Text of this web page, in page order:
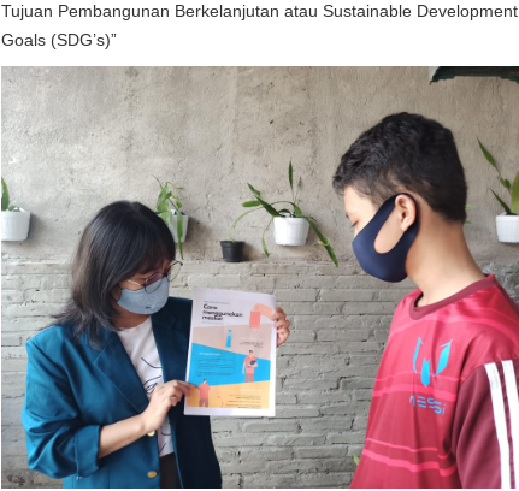
Tujuan Pembangunan Berkelanjutan atau Sustainable Development
Goals (SDG’s)”